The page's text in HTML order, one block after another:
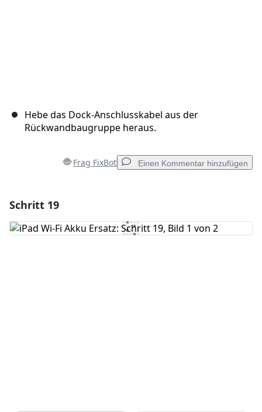
Hebe das Dock-Anschlusskabel aus der
Rückwandbaugruppe heraus.
Frag FixBot Einen Kommentar hinzufügen
Kommentar hinzufügen
Schritt 19